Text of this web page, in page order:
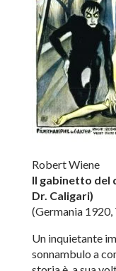
Robert Wiene
Il gabinetto del
Dr. Caligari)
(Germania 1920,
Un inquietante
sonnambulo a